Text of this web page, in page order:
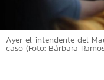
Ayer el intendente del
caso (Foto: Bárbara